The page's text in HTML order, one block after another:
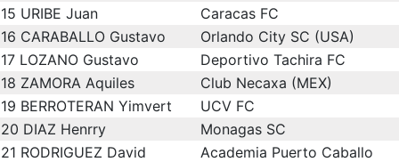
15 URIBE Juan
Caracas FC
16 CARABALLO Gustavo
Orlando City SC (USA)
17 LOZANO Gustavo
Deportivo Tachira FC
18 ZAMORA Aquiles
Club Necaxa (MEX)
19 BERROTERAN Yimvert
UCV FC
20 DIAZ Henrry
Monagas SC
21 RODRIGUEZ David
Academia Puerto Caballo